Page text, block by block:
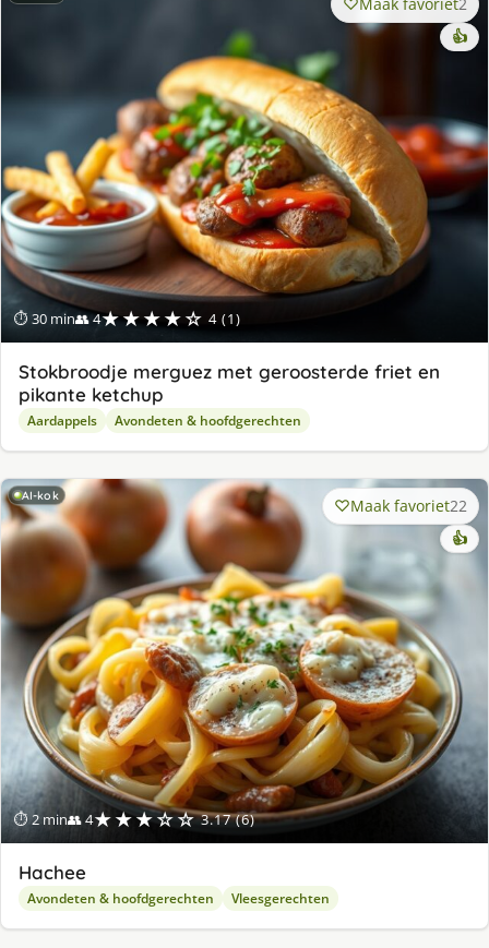
⏱ 30 min👥 4★★★★☆ 4 (1)
👍
Stokbroodje merguez met geroosterde friet en
pikante ketchup
Aardappels Avondeten & hoofdgerechten
AI-kok
⏱ 2 min👥 4★★★☆☆ 3.17 (6)
Maak favoriet22
👍
Hachee
Avondeten & hoofdgerechten Vleesgerechten